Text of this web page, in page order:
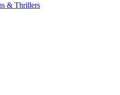
& Thrillers